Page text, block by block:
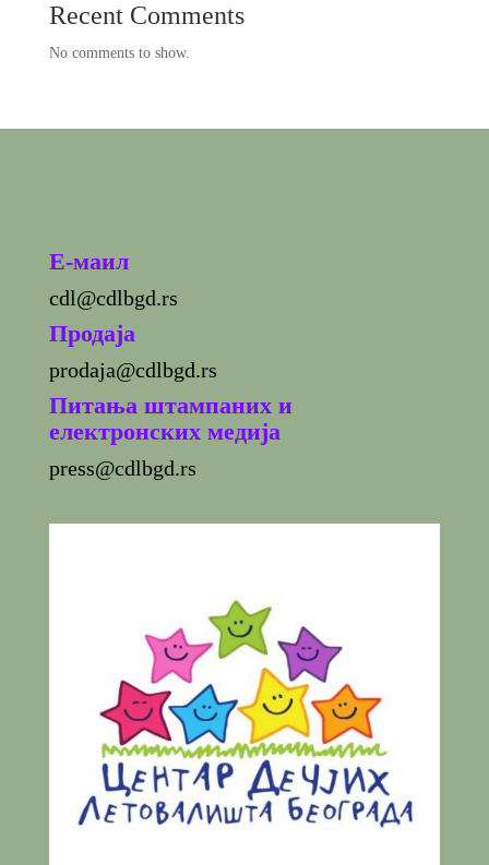
Recent Comments
No comments to show.
E-маил
cdl@cdlbgd.rs
Продаја
prodaja@cdlbgd.rs
Питања штампаних и
електронских медија
press@cdlbgd.rs